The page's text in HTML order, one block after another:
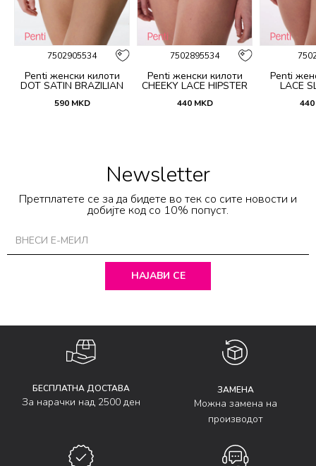
7502905534
Penti женски килоти
DOT SATIN BRAZILIAN
590 MKD
7502895534
Penti женски килоти
CHEEKY LACE HIPSTER
440 MKD
Penti
LACE
440
Newsletter
Претплатете се за да бидете во тек со сите новости и
добијте код со 10% попуст.
НАЈАВИ СЕ
БЕСПЛАТНА ДОСТАВА
За нарачки над 2500 ден
ЗАМЕНА
Можна замена на
производот